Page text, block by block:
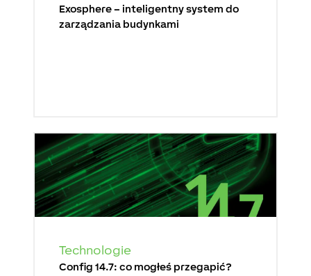
Exosphere – inteligentny system do
zarządzania budynkami
Technologie
Config 14.7: co mogłeś przegapić?